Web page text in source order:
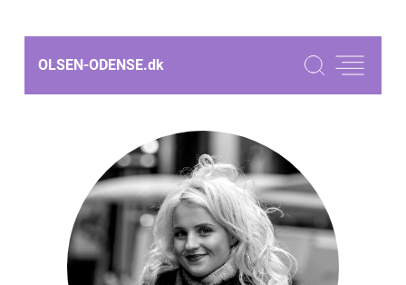
OLSEN-ODENSE.dk